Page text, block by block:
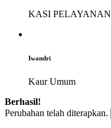
KASI PELAYANAN
Iwandri
Kaur Umum
Berhasil!
Perubahan telah diterapkan.